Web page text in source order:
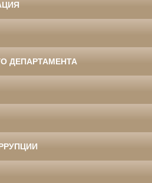
ДЕПАРТАМЕНТА